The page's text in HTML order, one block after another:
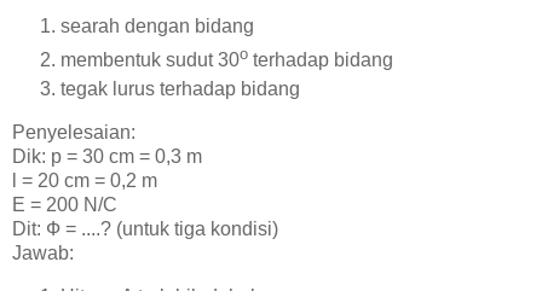
searah dengan bidang
membentuk sudut 30o terhadap bidang
tegak lurus terhadap bidang
Penyelesaian:
Dik: p = 30 cm = 0,3 m
l = 20 cm = 0,2 m
E = 200 N/C
Dit: Ф = ....? (untuk tiga kondisi)
Jawab: